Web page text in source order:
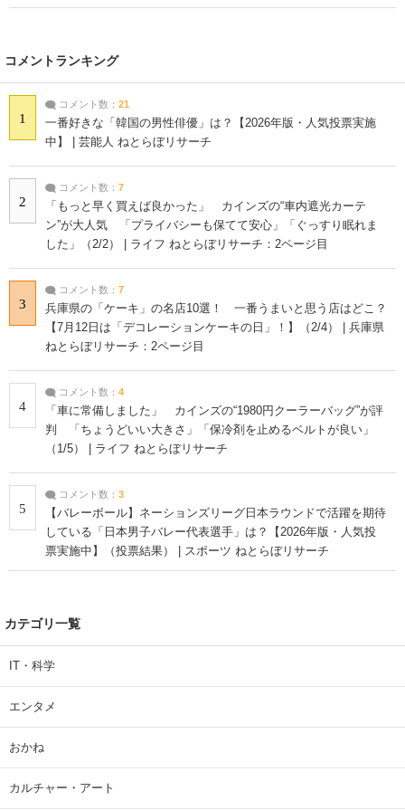
コメントランキング
1
コメント数： 21
一番好きな「韓国の男性俳優」は？【2026年版・人気投票実施
中】 | 芸能人 ねとらぼリサーチ
2
コメント数： 7
「もっと早く買えば良かった」 カインズの“車内遮光カーテ
ン”が大人気 「プライバシーも保てて安心」「ぐっすり眠れま
した」（2/2） | ライフ ねとらぼリサーチ：2ページ目
3
コメント数： 7
兵庫県の「ケーキ」の名店10選！ 一番うまいと思う店はどこ？
【7月12日は「デコレーションケーキの日」！】（2/4） | 兵庫県
ねとらぼリサーチ：2ページ目
4
コメント数： 4
「車に常備しました」 カインズの“1980円クーラーバッグ”が評
判 「ちょうどいい大きさ」「保冷剤を止めるベルトが良い」
（1/5） | ライフ ねとらぼリサーチ
5
コメント数： 3
【バレーボール】ネーションズリーグ日本ラウンドで活躍を期待
している「日本男子バレー代表選手」は？【2026年版・人気投
票実施中】（投票結果） | スポーツ ねとらぼリサーチ
カテゴリ一覧
IT・科学
エンタメ
おかね
カルチャー・アート